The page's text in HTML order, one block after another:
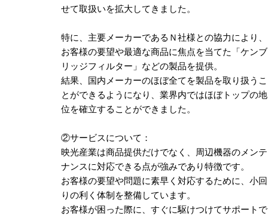
せて取扱いを拡大してきました。
特に、主要メーカーであるＮ社様との協力により、
お客様の要望や最適な商品に焦点を当てた「ケンブ
リッジフィルター」などの製品を提供。
結果、国内メーカーのほぼ全てを製品を取り扱うこ
とができるようになり、業界内ではほぼトップの地
位を確立することができました。
②サービスについて：
映光産業は商品提供だけでなく、周辺機器のメンテ
ナンスに対応できる点が強みであり特徴です。
お客様の要望や問題に素早く対応するために、小回
りの利く体制を整備しています。
お客様が困った際に、すぐに駆けつけてサポートで